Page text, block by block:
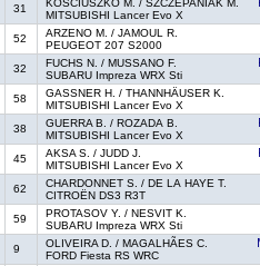
31
KOSCIUSZKO M. / SZCZEPANIAK M.
MITSUBISHI Lancer Evo X
52
ARZENO M. / JAMOUL R.
PEUGEOT 207 S2000
32
FUCHS N. / MUSSANO F.
SUBARU Impreza WRX Sti
58
GASSNER H. / THANNHÄUSER K.
MITSUBISHI Lancer Evo X
38
GUERRA B. / ROZADA B.
MITSUBISHI Lancer Evo X
45
AKSA S. / JUDD J.
MITSUBISHI Lancer Evo X
62
CHARDONNET S. / DE LA HAYE T.
CITROËN DS3 R3T
59
PROTASOV Y. / NESVIT K.
SUBARU Impreza WRX Sti
9
OLIVEIRA D. / MAGALHÃES C.
FORD Fiesta RS WRC